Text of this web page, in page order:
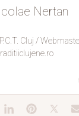
Nertan
Cluj /